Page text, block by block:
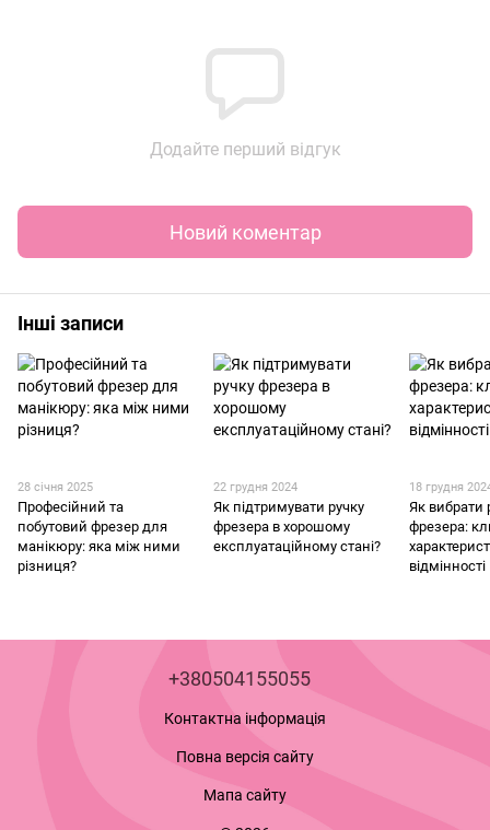
Додайте перший відгук
Новий коментар
Інші записи
28 січня 2025
Професійний та
побутовий фрезер для
манікюру: яка між ними
різниця?
22 грудня 2024
Як підтримувати ручку
фрезера в хорошому
експлуатаційному стані?
18 грудня
Як вибрати
фрезера:
відмінності
+380504155055
Контактна інформація
Повна версія сайту
Мапа сайту